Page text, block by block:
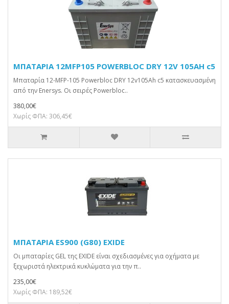
ΜΠΑΤΑΡΙΑ 12MFP105 POWERBLOC DRY 12V 105AH c5
Μπαταρία 12-MFP-105 Powerbloc DRY 12v105Ah c5 κατασκευασμένη
από την Enersys. Οι σειρές Powerbloc..
380,00€
Χωρίς ΦΠΑ: 306,45€
ΜΠΑΤΑΡΙΑ ES900 (G80) EXIDE
Οι μπαταρίες GEL της EXIDE είναι σχεδιασμένες για οχήματα με
ξεχωριστά ηλεκτρικά κυκλώματα για την π..
235,00€
Χωρίς ΦΠΑ: 189,52€